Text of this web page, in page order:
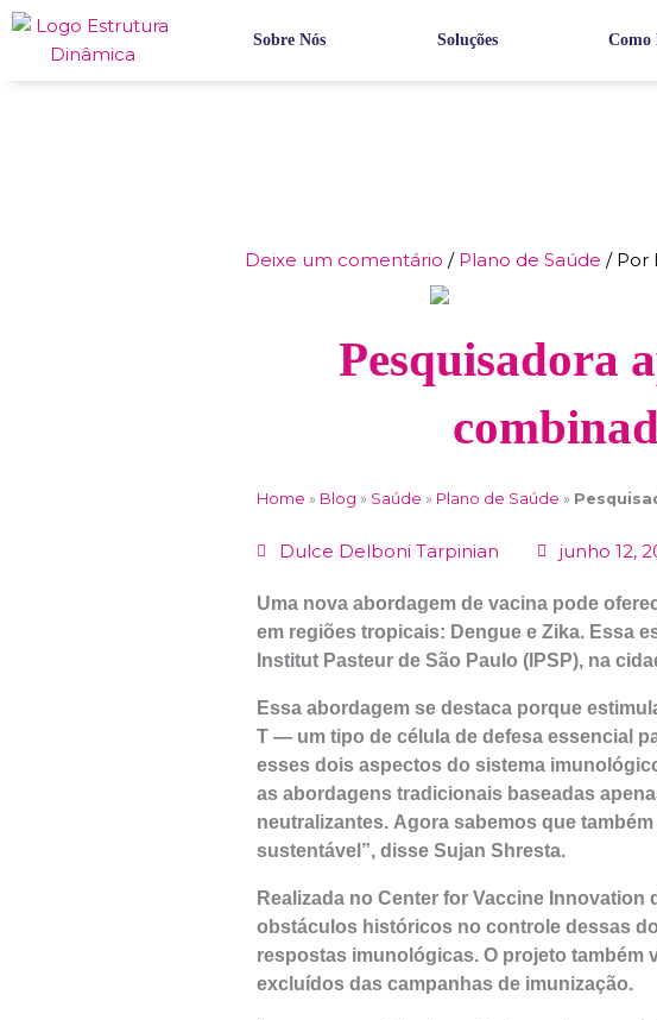
Sobre Nós Soluções Como
Deixe um comentário / Plano de Saúde / Por
Pesquisadora
Home » Blog » Saúde » Plano de Saúde »
Dulce Delboni Tarpinian junho 12,
Uma nova abordagem de vacina pode
em regiões tropicais: Dengue e Zika. Essa
Institut Pasteur de São Paulo (IPSP), na
Essa abordagem se destaca porque
T — um tipo de célula de defesa essencial
esses dois aspectos do sistema
as abordagens tradicionais baseadas
neutralizantes. Agora sabemos que
sustentável”, disse Sujan Shresta.
Realizada no Center for Vaccine
obstáculos históricos no controle dessas
respostas imunológicas. O projeto também
excluídos das campanhas de imunização.